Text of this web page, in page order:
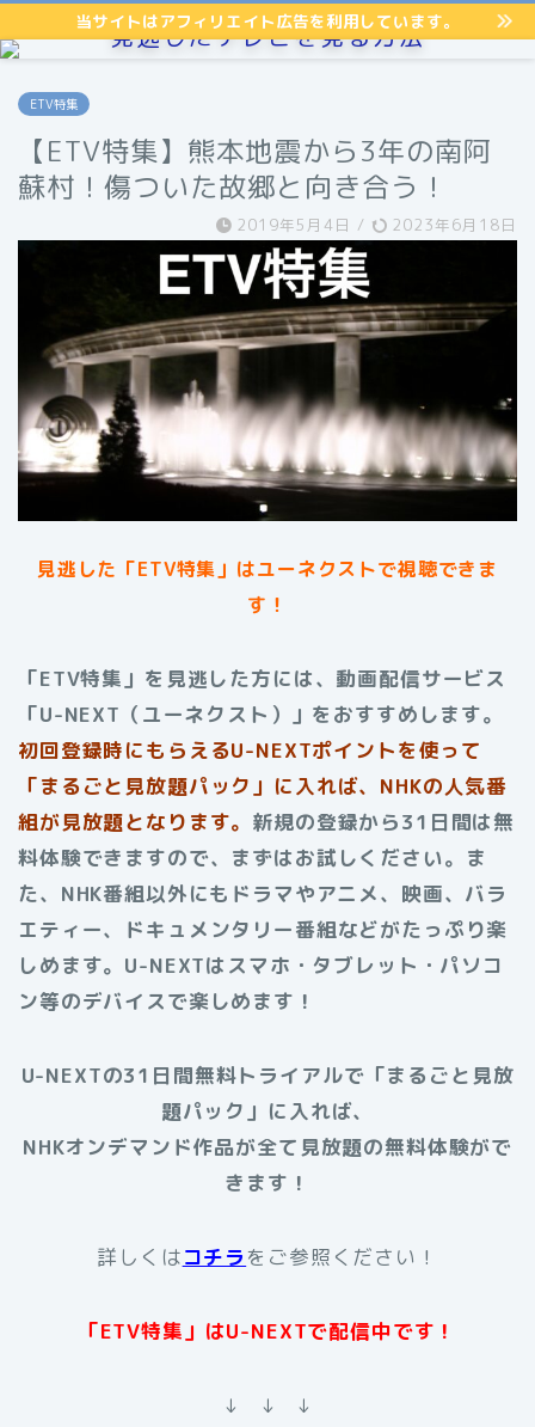
当サイトはアフィリエイト広告を利用しています。
見逃したテレビを見る方法
ETV特集
【ETV特集】熊本地震から3年の南阿
蘇村！傷ついた故郷と向き合う！
2019年5月4日 / 2023年6月18日
見逃した「ETV特集」はユーネクストで視聴できま
す！
「ETV特集」を見逃した方には、動画配信サービス
「U-NEXT（ユーネクスト）」をおすすめします。
初回登録時にもらえるU-NEXTポイントを使って
「まるごと見放題パック」に入れば、NHKの人気番
組が見放題となります。 新規の登録から31日間は無
料体験できますので、まずはお試しください。ま
た、NHK番組以外にもドラマやアニメ、映画、バラ
エティー、ドキュメンタリー番組などがたっぷり楽
しめます。 U-NEXTはスマホ・タブレット・パソコ
ン等のデバイスで楽しめます！
U-NEXTの31日間無料トライアルで「まるごと見放
題パック」に入れば、
NHKオンデマンド作品が全て見放題の無料体験がで
きます！
詳しくはコチラをご参照ください！
「ETV特集」はU-NEXTで配信中です！
↓ ↓ ↓